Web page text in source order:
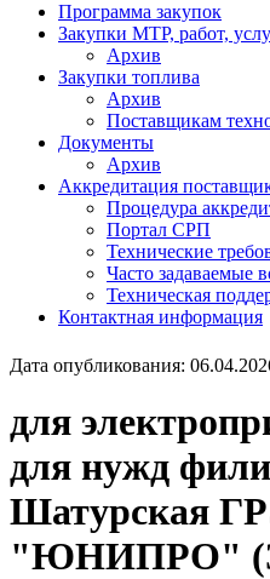
Программа закупок
Закупки МТР, работ,
Архив
Закупки топлива
Архив
Поставщикам
Документы
Архив
Аккредитация
Процедура
Портал СРП
Технические
Часто задаваемые
Техническая
Контактная информация
Дата опубликования:
для
для нужд
Шатурская
"ЮНИПРО"